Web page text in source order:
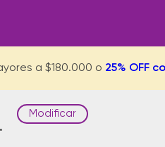
a $180.000 o 25% OFF
Modificar